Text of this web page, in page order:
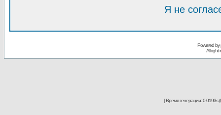
Я не
Powered
All right
[ Время генерации: 0.0193s